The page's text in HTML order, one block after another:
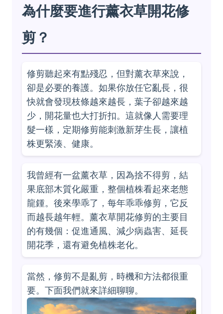
為什麼要進行薰衣草開花修
剪？
修剪聽起來有點殘忍，但對薰衣草來說，
卻是必要的養護。如果你放任它亂長，很
快就會發現枝條越來越長，葉子卻越來越
少，開花量也大打折扣。這就像人需要理
髮一樣，定期修剪能刺激新芽生長，讓植
株更緊湊、健康。
我曾經有一盆薰衣草，因為捨不得剪，結
果底部木質化嚴重，整個植株看起來老態
龍鍾。後來學乖了，每年乖乖修剪，它反
而越長越年輕。薰衣草開花修剪的主要目
的有幾個：促進通風、減少病蟲害、延長
開花季，還有避免植株老化。
當然，修剪不是亂剪，時機和方法都很重
要。下面我們就來詳細聊聊。